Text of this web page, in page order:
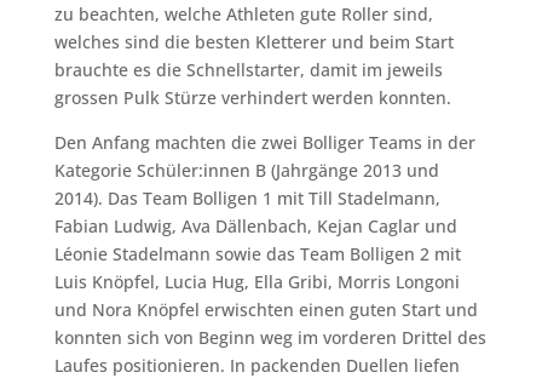
zu beachten, welche Athleten gute Roller sind,
welches sind die besten Kletterer und beim Start
brauchte es die Schnellstarter, damit im jeweils
grossen Pulk Stürze verhindert werden konnten.
Den Anfang machten die zwei Bolliger Teams in der
Kategorie Schüler:innen B (Jahrgänge 2013 und
2014). Das Team Bolligen 1 mit Till Stadelmann,
Fabian Ludwig, Ava Dällenbach, Kejan Caglar und
Léonie Stadelmann sowie das Team Bolligen 2 mit
Luis Knöpfel, Lucia Hug, Ella Gribi, Morris Longoni
und Nora Knöpfel erwischten einen guten Start und
konnten sich von Beginn weg im vorderen Drittel des
Laufes positionieren. In packenden Duellen liefen